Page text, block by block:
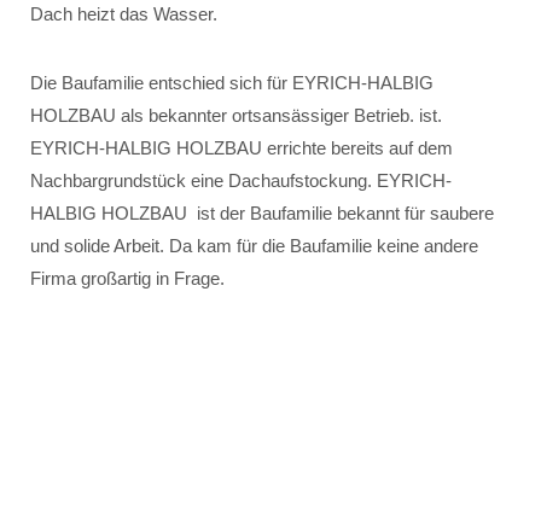
Dach heizt das Wasser.
Die Baufamilie entschied sich für EYRICH-HALBIG
HOLZBAU als bekannter ortsansässiger Betrieb. ist.
EYRICH-HALBIG HOLZBAU errichte bereits auf dem
Nachbargrundstück eine Dachaufstockung. EYRICH-
HALBIG HOLZBAU ist der Baufamilie bekannt für saubere
und solide Arbeit. Da kam für die Baufamilie keine andere
Firma großartig in Frage.